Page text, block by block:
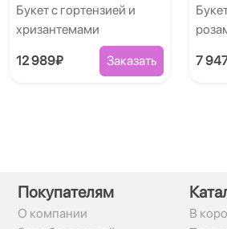
Букет с гортензией и
хризантемами
12 989₽ Заказать 7
Покупателям
О компании
В